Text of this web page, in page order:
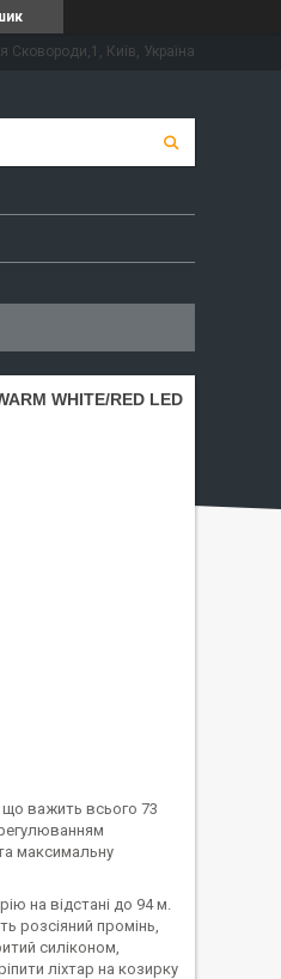
Сковороди,1, Київ, Україна
WHITE/RED LED
що важить всього 73
максимальну
на відстані до 94 м.
розсіяний промінь,
силіконом,
ліхтар на козирку